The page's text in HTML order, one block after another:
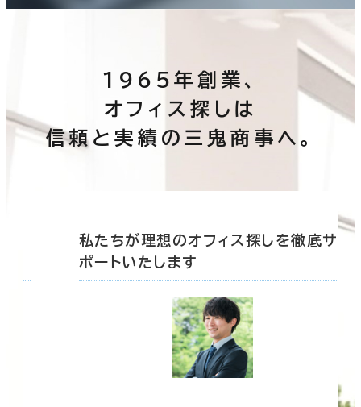
1965年創業、
オフィス探しは
信頼と実績の三鬼商事へ。
私たちが理想のオフィス探しを徹底サ
ポートいたします